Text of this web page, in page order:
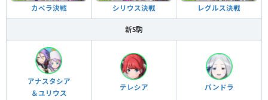
カペラ決戦 シリウス決戦 レグルス決戦
新S駒
アナスタシア
＆ユリウス
テレシア パンドラ